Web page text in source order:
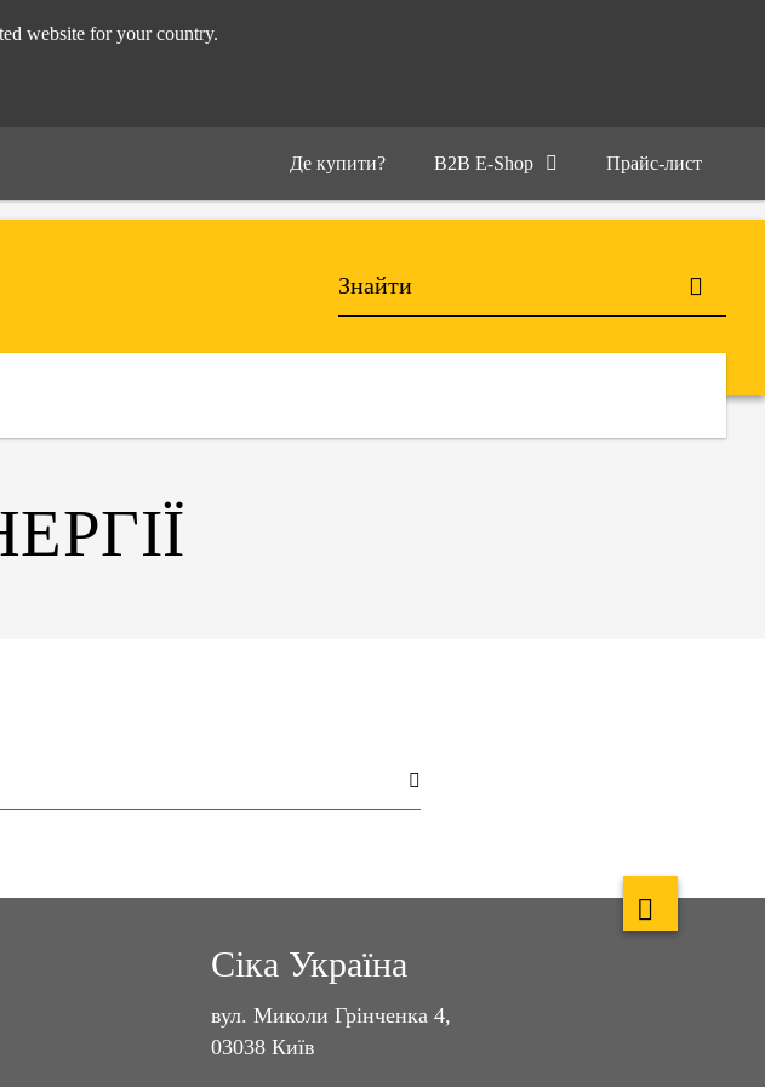
website for your country.
Де купити? B2B E-Shop Прайс-лист
Сіка Україна
вул. Миколи Грінченка 4,
03038 Київ